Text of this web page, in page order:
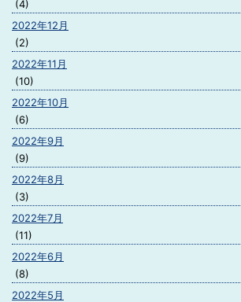
(4)
2022年12月
(2)
2022年11月
(10)
2022年10月
(6)
2022年9月
(9)
2022年8月
(3)
2022年7月
(11)
2022年6月
(8)
2022年5月